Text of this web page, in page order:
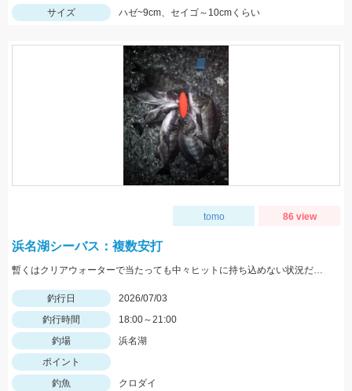
サイズ
ハゼ~9cm、セイゴ～10cmくらい
tomo 86 view
浜名湖シーバス：複数安打
暫くはクリアウォーターで当たっても中々ヒットに持ち込めない状況だったが本日は濁りが入り当たれ迷いなくヒットでした！
釣行日
2026/07/03
釣行時間
18:00～21:00
釣場
浜名湖
ポイント
釣魚
クロダイ